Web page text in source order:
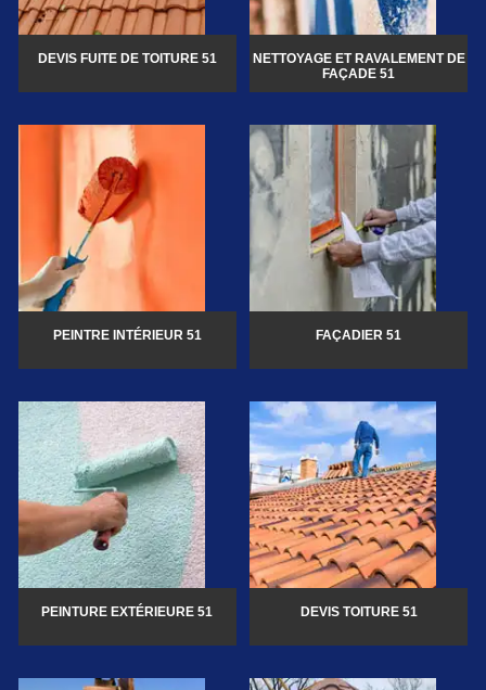
DEVIS FUITE DE TOITURE 51
NETTOYAGE ET RAVALEMENT DE
FAÇADE 51
PEINTRE INTÉRIEUR 51 FAÇADIER 51
PEINTURE EXTÉRIEURE 51 DEVIS TOITURE 51